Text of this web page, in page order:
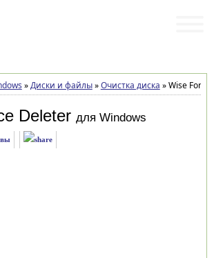
»Диски и файлы»Очистка диска »Wise Force
Deleter для Windows